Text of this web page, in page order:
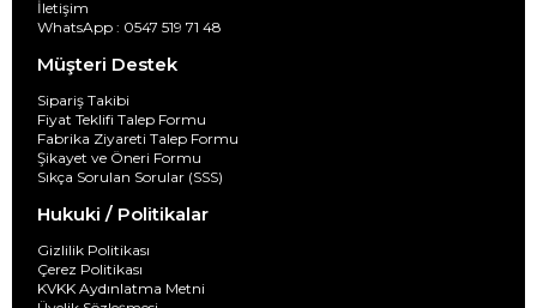
İletişim
WhatsApp : 0547 519 71 48
Müşteri Destek
Sipariş Takibi
Fiyat Teklifi Talep Formu
Fabrika Ziyareti Talep Formu
Şikayet ve Öneri Formu
Sıkça Sorulan Sorular (SSS)
Hukuki / Politikalar
Gizlilik Politikası
Çerez Politikası
KVKK Aydınlatma Metni